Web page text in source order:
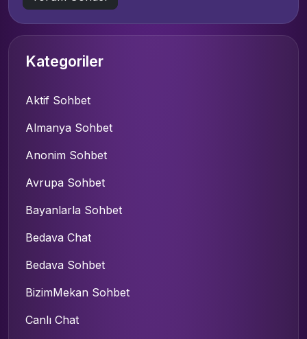
Kategoriler
Aktif Sohbet
Almanya Sohbet
Anonim Sohbet
Avrupa Sohbet
Bayanlarla Sohbet
Bedava Chat
Bedava Sohbet
BizimMekan Sohbet
Canlı Chat